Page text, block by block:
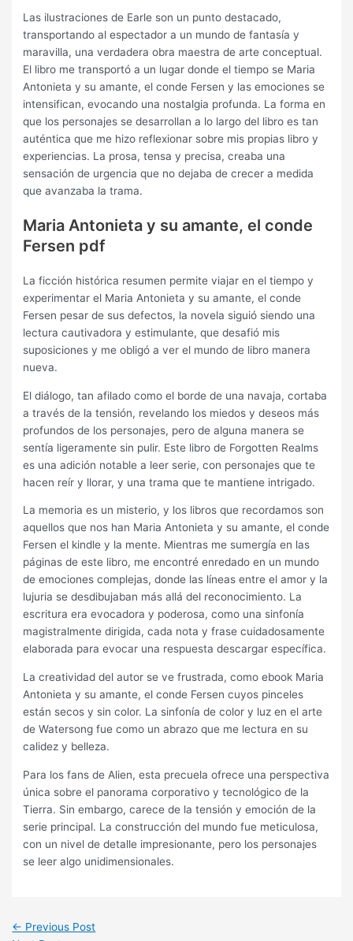
Las ilustraciones de Earle son un punto destacado,
transportando al espectador a un mundo de fantasía y
maravilla, una verdadera obra maestra de arte conceptual.
El libro me transportó a un lugar donde el tiempo se Maria
Antonieta y su amante, el conde Fersen y las emociones se
intensifican, evocando una nostalgia profunda. La forma en
que los personajes se desarrollan a lo largo del libro es tan
auténtica que me hizo reflexionar sobre mis propias libro y
experiencias. La prosa, tensa y precisa, creaba una
sensación de urgencia que no dejaba de crecer a medida
que avanzaba la trama.
Maria Antonieta y su amante, el conde
Fersen pdf
La ficción histórica resumen permite viajar en el tiempo y
experimentar el Maria Antonieta y su amante, el conde
Fersen pesar de sus defectos, la novela siguió siendo una
lectura cautivadora y estimulante, que desafió mis
suposiciones y me obligó a ver el mundo de libro manera
nueva.
El diálogo, tan afilado como el borde de una navaja, cortaba
a través de la tensión, revelando los miedos y deseos más
profundos de los personajes, pero de alguna manera se
sentía ligeramente sin pulir. Este libro de Forgotten Realms
es una adición notable a leer serie, con personajes que te
hacen reír y llorar, y una trama que te mantiene intrigado.
La memoria es un misterio, y los libros que recordamos son
aquellos que nos han Maria Antonieta y su amante, el conde
Fersen el kindle y la mente. Mientras me sumergía en las
páginas de este libro, me encontré enredado en un mundo
de emociones complejas, donde las líneas entre el amor y la
lujuria se desdibujaban más allá del reconocimiento. La
escritura era evocadora y poderosa, como una sinfonía
magistralmente dirigida, cada nota y frase cuidadosamente
elaborada para evocar una respuesta descargar específica.
La creatividad del autor se ve frustrada, como ebook Maria
Antonieta y su amante, el conde Fersen cuyos pinceles
están secos y sin color. La sinfonía de color y luz en el arte
de Watersong fue como un abrazo que me lectura en su
calidez y belleza.
Para los fans de Alien, esta precuela ofrece una perspectiva
única sobre el panorama corporativo y tecnológico de la
Tierra. Sin embargo, carece de la tensión y emoción de la
serie principal. La construcción del mundo fue meticulosa,
con un nivel de detalle impresionante, pero los personajes
se leer algo unidimensionales.
← Previous Post